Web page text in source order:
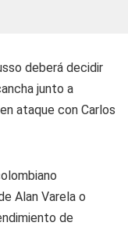
deberá decidir
junto a
ataque con Carlos
Alan Varela o
de